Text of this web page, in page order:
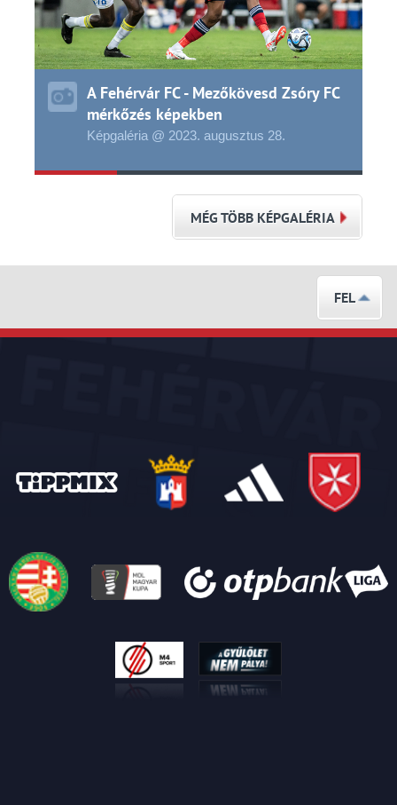
A Fehérvár FC - Mezőkövesd Zsóry FC
mérkőzés képekben
Képgaléria @ 2023. augusztus 28.
MÉG TÖBB KÉPGALÉRIA
FEL